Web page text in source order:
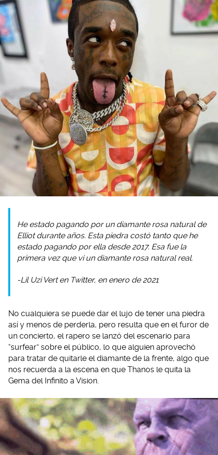
He estado pagando por un diamante rosa natural de
Elliot durante años. Esta piedra costó tanto que he
estado pagando por ella desde 2017. Esa fue la
primera vez que vi un diamante rosa natural real.
-Lil Uzi Vert en Twitter, en enero de 2021
No cualquiera se puede dar el lujo de tener una piedra
así y menos de perderla, pero resulta que en el furor de
un concierto, el rapero se lanzó del escenario para
“surfear” sobre el público, lo que alguien aprovechó
para tratar de quitarle el diamante de la frente, algo que
nos recuerda a la escena en que Thanos le quita la
Gema del Infinito a Vision.